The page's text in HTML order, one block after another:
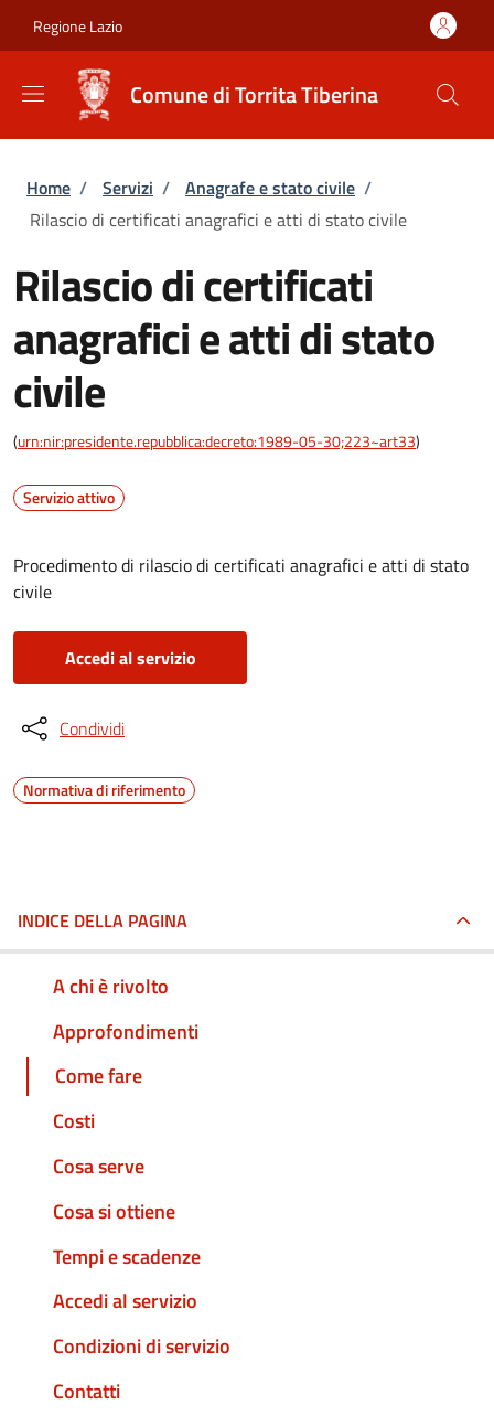
Regione Lazio
Comune di Torrita Tiberina
Briciole di pane
Home / Servizi / Anagrafe e stato civile /
Rilascio di certificati anagrafici e atti di stato civile
Rilascio di certificati
anagrafici e atti di stato
civile
(urn:nir:presidente.repubblica:decreto:1989-05-30;223~art33)
Servizio attivo
Procedimento di rilascio di certificati anagrafici e atti di stato
civile
Accedi al servizio
Condividi
Normativa di riferimento
INDICE DELLA PAGINA
A chi è rivolto
Approfondimenti
Come fare
Costi
Cosa serve
Cosa si ottiene
Tempi e scadenze
Accedi al servizio
Condizioni di servizio
Contatti